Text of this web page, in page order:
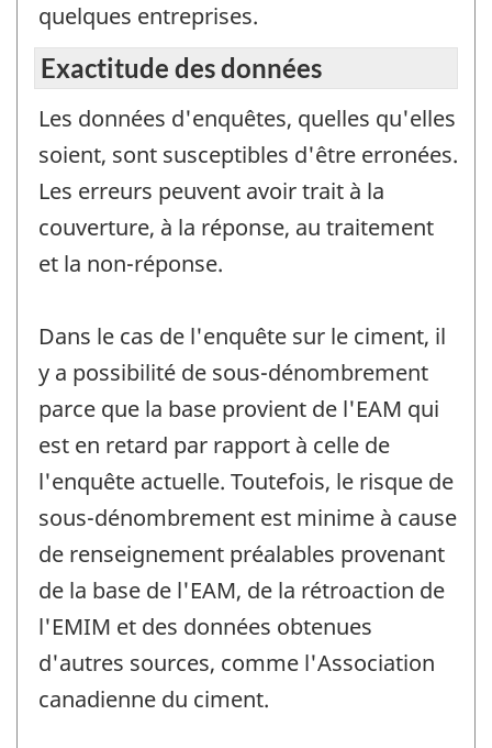
quelques entreprises.
Exactitude des données
Les données d'enquêtes, quelles qu'elles
soient, sont susceptibles d'être erronées.
Les erreurs peuvent avoir trait à la
couverture, à la réponse, au traitement
et la non-réponse.
Dans le cas de l'enquête sur le ciment, il
y a possibilité de sous-dénombrement
parce que la base provient de l'EAM qui
est en retard par rapport à celle de
l'enquête actuelle. Toutefois, le risque de
sous-dénombrement est minime à cause
de renseignement préalables provenant
de la base de l'EAM, de la rétroaction de
l'EMIM et des données obtenues
d'autres sources, comme l'Association
canadienne du ciment.